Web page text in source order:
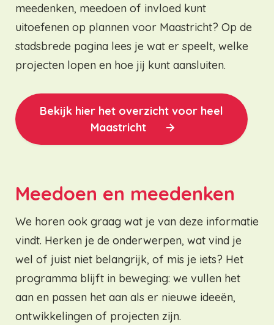
meedenken, meedoen of invloed kunt
uitoefenen op plannen voor Maastricht? Op de
stadsbrede pagina lees je wat er speelt, welke
projecten lopen en hoe jij kunt aansluiten.
Bekijk hier het overzicht voor heel
Maastricht
Meedoen en meedenken
We horen ook graag wat je van deze informatie
vindt. Herken je de onderwerpen, wat vind je
wel of juist niet belangrijk, of mis je iets? Het
programma blijft in beweging: we vullen het
aan en passen het aan als er nieuwe ideeën,
ontwikkelingen of projecten zijn.